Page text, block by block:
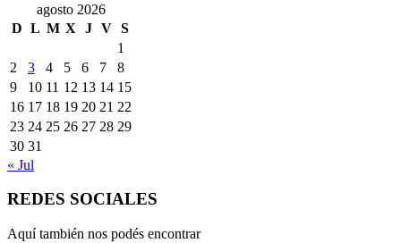
agosto 2026
D L M X J V S
1
2
3 4 5 6 7
8
9
10 11 12 13 14 15
16 17 18 19 20 21 22
23 24 25 26 27 28 29
30 31
« Jul
REDES SOCIALES
Aquí también nos podés encontrar